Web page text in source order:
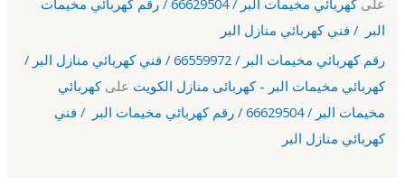
على
كهربائي مخيمات البر / 66629504 / رقم كهربائي مخيمات
البر / فني كهربائي منازل البر
رقم كهربائي مخيمات البر / 66559972 / فني كهربائي منازل البر /
كهربائي مخيمات البر - كهربائى منازل الكويت علىكهربائي
مخيمات البر / 66629504 / رقم كهربائي مخيمات البر / فني
كهربائي منازل البر